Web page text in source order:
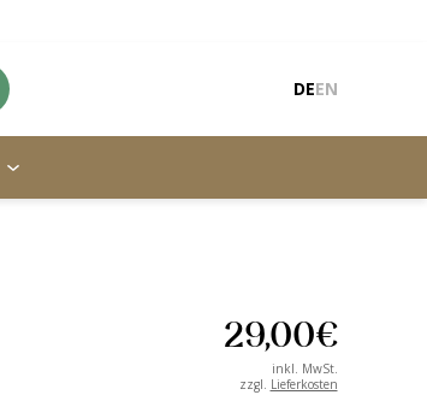
DEEN
29,00€
inkl. MwSt.
zzgl. Lieferkosten